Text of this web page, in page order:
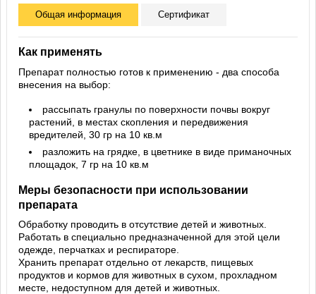
Общая информация Сертификат
Как применять
Препарат полностью готов к применению - два способа
внесения на выбор:
рассыпать гранулы по поверхности почвы вокруг
растений, в местах скопления и передвижения
вредителей, 30 гр на 10 кв.м
разложить на грядке, в цветнике в виде приманочных
площадок, 7 гр на 10 кв.м
Меры безопасности при использовании
препарата
Обработку проводить в отсутствие детей и животных.
Работать в специально предназначенной для этой цели
одежде, перчатках и респираторе.
Хранить препарат отдельно от лекарств, пищевых
продуктов и кормов для животных в сухом, прохладном
месте, недоступном для детей и животных.